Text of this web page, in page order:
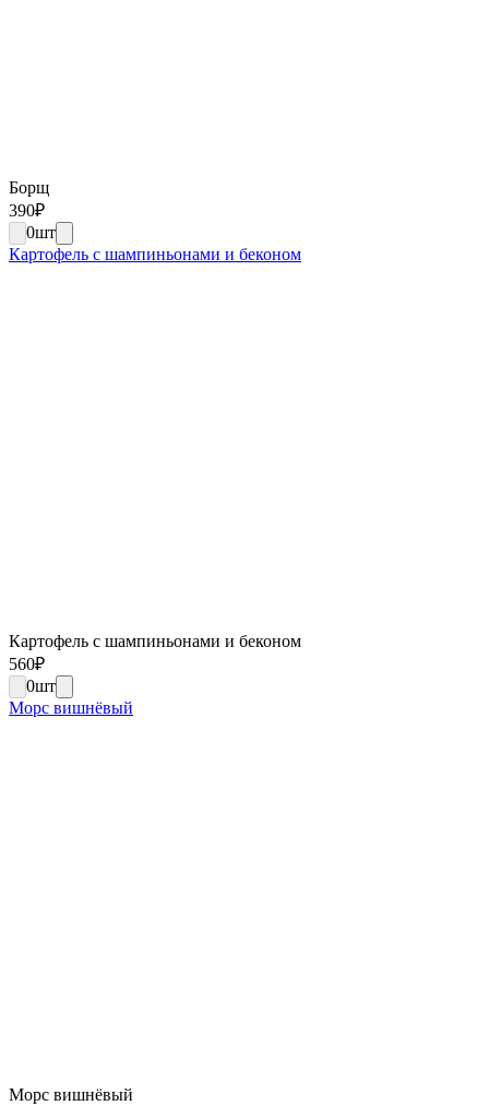
Борщ
390₽
0шт
Картофель с шампиньонами и беконом
Картофель с шампиньонами и беконом
560₽
0шт
Морс вишнёвый
Морс вишнёвый